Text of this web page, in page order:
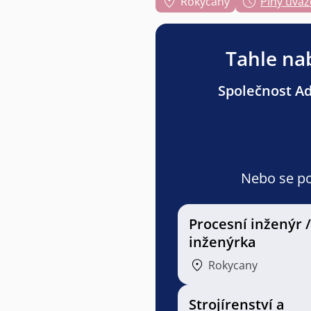
Tahle
Společnost
Nebo se
Procesní inženýr /
inženýrka
Rokycany
Strojírenství a